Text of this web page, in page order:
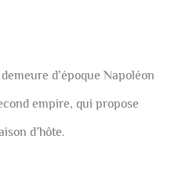
d’époque Napoléon
empire, qui propose
d’hôte.